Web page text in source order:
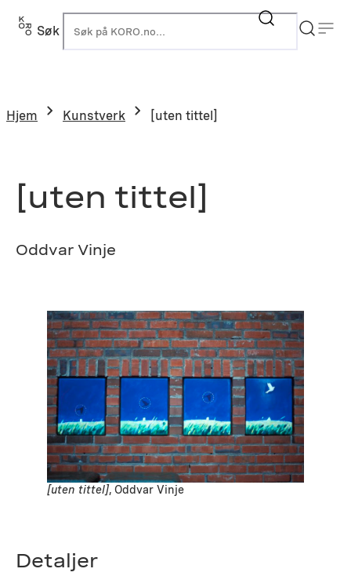
Hopp
Søk
Hjem Kunstverk [uten tittel]
[uten tittel]
Oddvar Vinje
[uten tittel], Oddvar Vinje
Detaljer